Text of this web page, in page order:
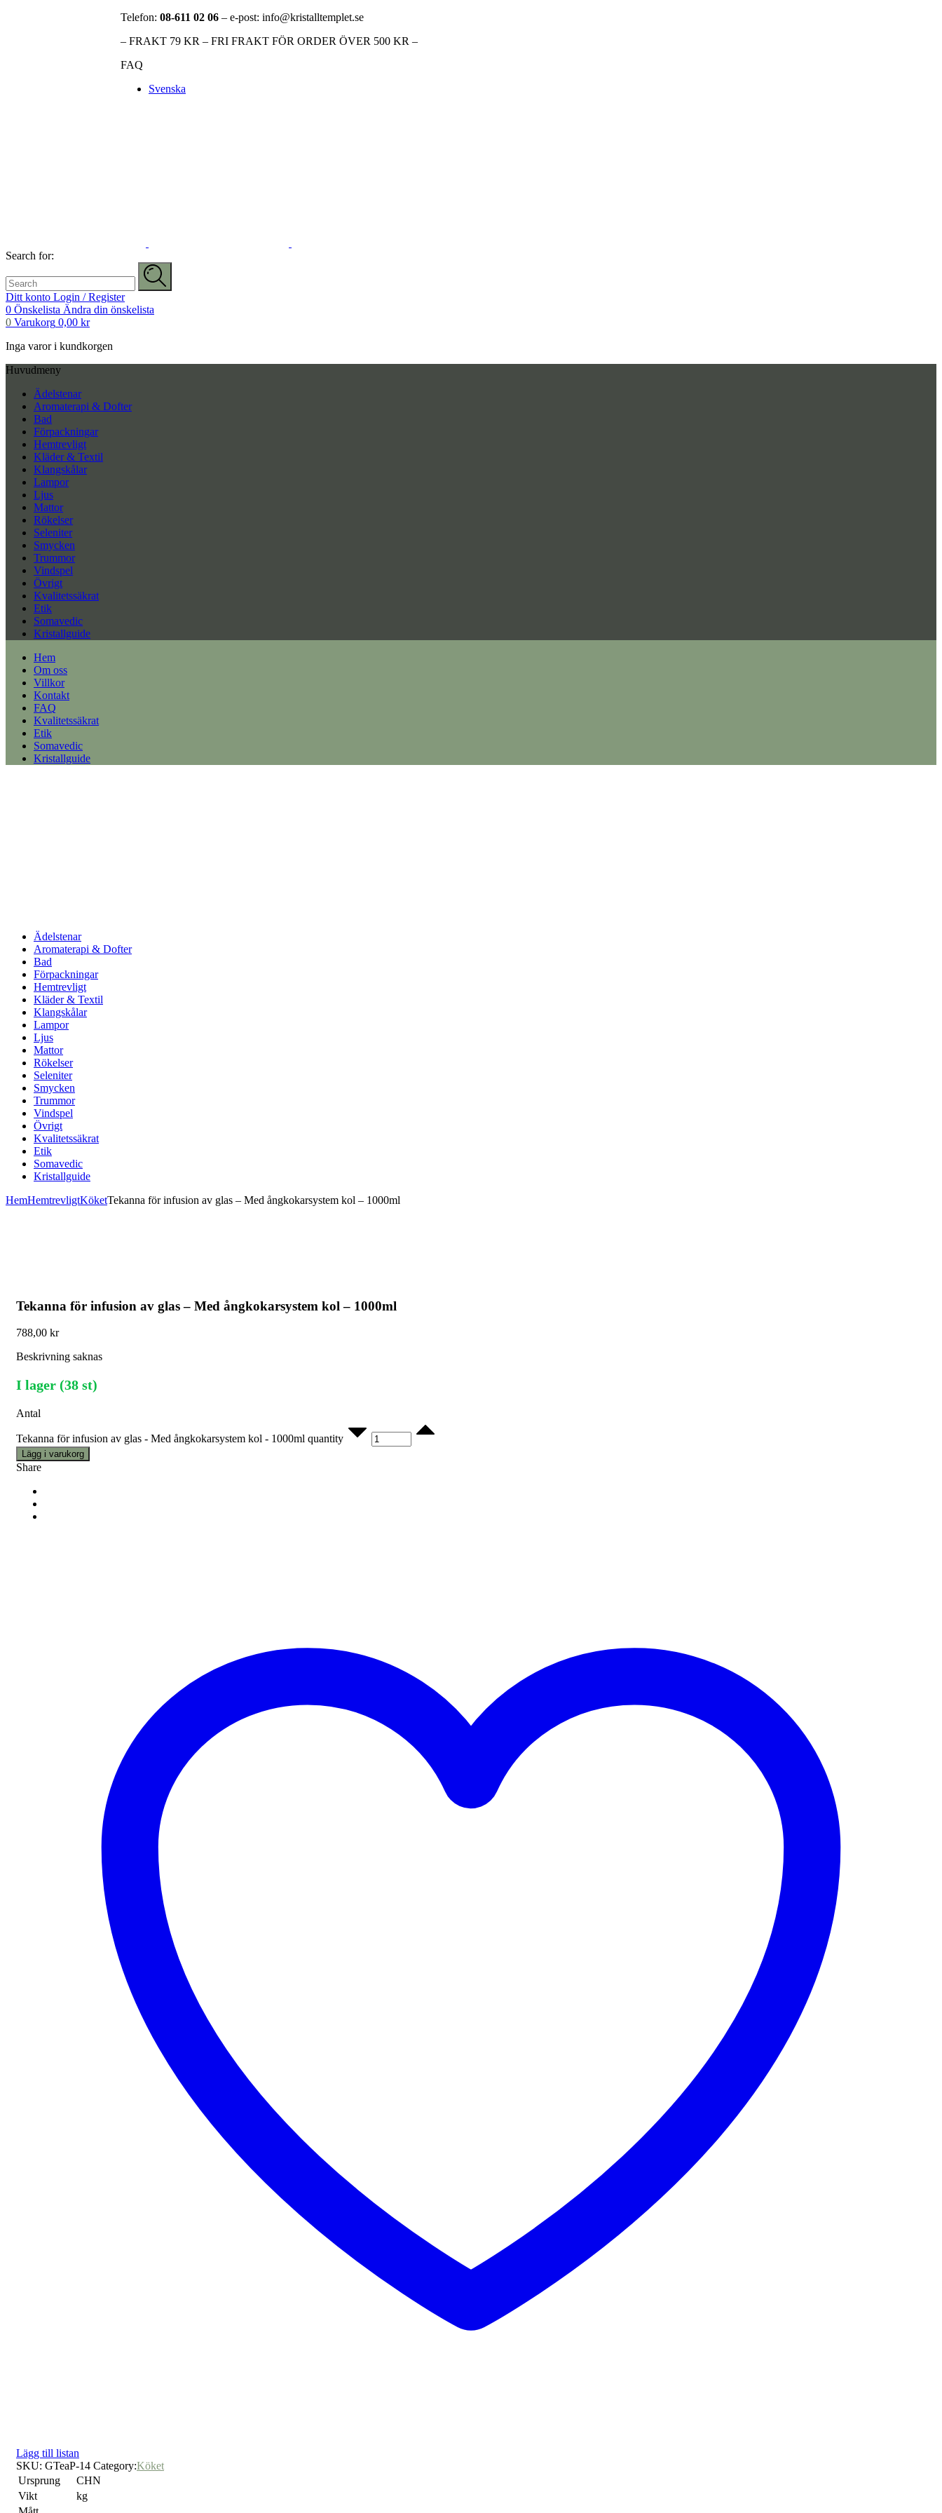
Telefon: 08-611 02 06 – e-post: info@kristalltemplet.se
– FRAKT 79 KR – FRI FRAKT FÖR ORDER ÖVER 500 KR –
FAQ
Svenska
Search for:
Ditt konto Login / Register
0 Önskelista Ändra din önskelista
0 Varukorg 0,00 kr
Inga varor i kundkorgen
Huvudmeny
Ädelstenar
Aromaterapi & Dofter
Bad
Förpackningar
Hemtrevligt
Kläder & Textil
Klangskålar
Lampor
Ljus
Mattor
Rökelser
Seleniter
Smycken
Trummor
Vindspel
Övrigt
Kvalitetssäkrat
Etik
Somavedic
Kristallguide
Hem
Om oss
Villkor
Kontakt
FAQ
Kvalitetssäkrat
Etik
Somavedic
Kristallguide
Ädelstenar
Aromaterapi & Dofter
Bad
Förpackningar
Hemtrevligt
Kläder & Textil
Klangskålar
Lampor
Ljus
Mattor
Rökelser
Seleniter
Smycken
Trummor
Vindspel
Övrigt
Kvalitetssäkrat
Etik
Somavedic
Kristallguide
HemHemtrevligtKöketTekanna för infusion av glas – Med ångkokarsystem kol – 1000ml
Tekanna för infusion av glas – Med ångkokarsystem kol – 1000ml
788,00 kr
Beskrivning saknas
I lager (38 st)
Antal
Tekanna för infusion av glas - Med ångkokarsystem kol - 1000ml quantity
Lägg i varukorg
Share
Lägg till listan
SKU: GTeaP-14 Category:Köket
Ursprung
CHN
Vikt
kg